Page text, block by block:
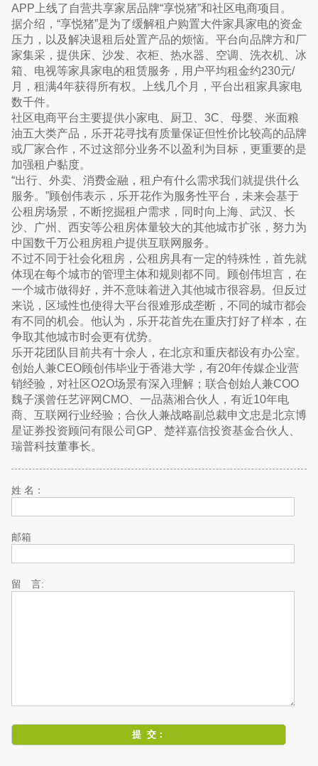
APP上线了自营共享家居品牌“享悦猪”和社区电商项目。
据介绍，“享悦猪”是为了缓解租户购置大件家具家电的资金
压力，以及解决退租后处置产品的烦恼。平台向品牌方和厂
家集采，提供床、沙发、衣柜、热水器、空调、洗衣机、冰
箱、电视等家具家电的租赁服务，用户平均租金约230元/
月，租满4年获得所有权。上线几个月，平台出租家具家电
数千件。
社区电商平台主要提供小家电、厨卫、3C、母婴、米面粮
油五大类产品，乐开花寻找有质量保证但性价比较高的品牌
或厂家合作，不过这部分业务不以盈利为目标，更重要的是
加强租户黏度。
“出行、外卖、消费金融，租户有什么需求我们就提供什么
服务。”顾创伟表示，乐开花作为服务性平台，未来会基于
公租房场景，不断挖掘租户需求，同时向上海、武汉、长
沙、广州、西安等公租房体量较大的其他城市扩张，努力为
中国数千万公租房租户提供互联网服务。
不过不同于社会化租房，公租房具有一定的特殊性，首先就
体现在每个城市的管理主体和规则都不同。顾创伟坦言，在
一个城市做得好，并不意味着进入其他城市很容易。但反过
来说，区域性也使得大平台很难形成垄断，不同的城市都会
有不同的机会。他认为，乐开花首先在重庆打好了样本，在
争取其他城市时会更有优势。
乐开花团队目前共有十余人，在北京和重庆都设有办公室。
创始人兼CEO顾创伟毕业于香港大学，有20年传媒企业营
销经验，对社区O2O场景有深入理解；联合创始人兼COO
魏子溪曾任艺评网CMO、一品蒸湘合伙人，有近10年电
商、互联网行业经验；合伙人兼战略副总裁申文忠是北京博
星证券投资顾问有限公司GP、楚祥嘉信投资基金合伙人、
瑞普科技董事长。
姓 名：
邮箱
留 言: